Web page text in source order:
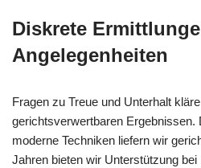
Diskrete
Angelegenheiten
Fragen zu Treue und Unterhalt
gerichtsverwertbaren Ergebnissen.
moderne Techniken liefern wir
Jahren bieten wir Unterstützung